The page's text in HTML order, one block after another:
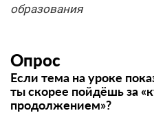
образования
Опрос
Если тема на уроке
ты скорее пойдёшь за
продолжением»?